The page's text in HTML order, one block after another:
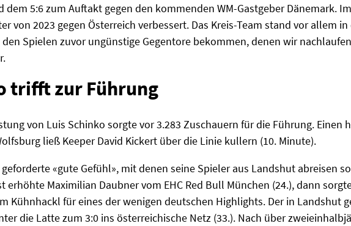
dem 5:6 zum Auftakt gegen den kommenden WM-Gastgeber Dänemark.
von 2023 gegen Österreich verbessert. Das Kreis-Team stand vor allem
den Spielen zuvor ungünstige Gegentore bekommen, denen wir
trifft zur Führung
von Luis Schinko sorgte vor 3.283 Zuschauern für die Führung. Einen
ließ Keeper David Kickert über die Linie kullern (10. Minute).
geforderte «gute Gefühl», mit denen seine Spieler aus Landshut abreisen
erhöhte Maximilian Daubner vom EHC Red Bull München (24.), dann
Kühnhackl für eines der wenigen deutschen Highlights. Der in Landshut
die Latte zum 3:0 ins österreichische Netz (33.). Nach über